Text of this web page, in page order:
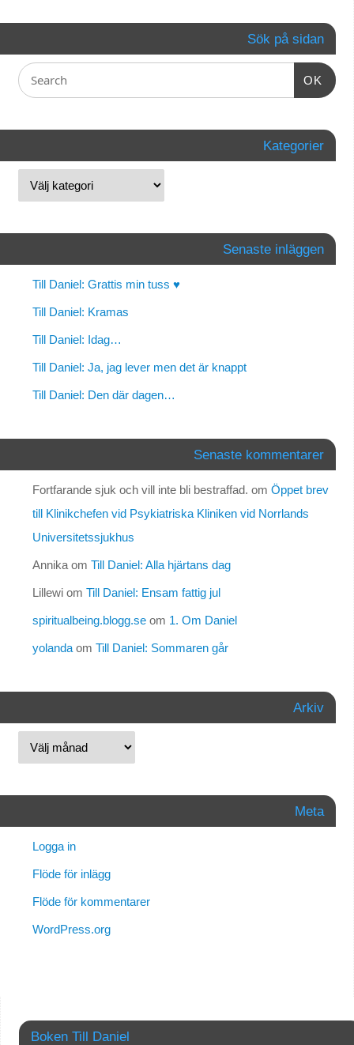
Sök på sidan
OK
Kategorier
Senaste inläggen
Till Daniel: Grattis min tuss ♥
Till Daniel: Kramas
Till Daniel: Idag…
Till Daniel: Ja, jag lever men det är knappt
Till Daniel: Den där dagen…
Senaste kommentarer
Fortfarande sjuk och vill inte bli bestraffad. om Öppet brev
till Klinikchefen vid Psykiatriska Kliniken vid Norrlands
Universitetssjukhus
Annikaom Till Daniel: Alla hjärtans dag
Lillewiom Till Daniel: Ensam fattig jul
spiritualbeing.blogg.seom 1. Om Daniel
yolandaom Till Daniel: Sommaren går
Arkiv
Meta
Logga in
Flöde för inlägg
Flöde för kommentarer
WordPress.org
Boken Till Daniel